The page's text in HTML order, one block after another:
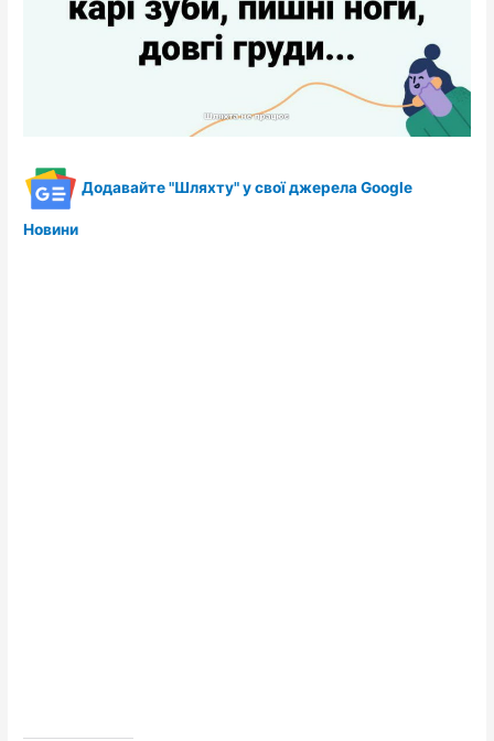
Додавайте "Шляхту" у свої джерела Google
Новини